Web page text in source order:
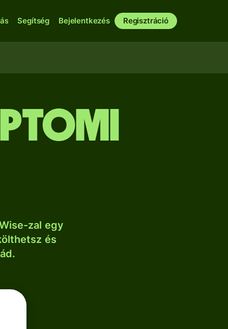
Segítség Bejelentkezés Regisztráció
zal egy
és